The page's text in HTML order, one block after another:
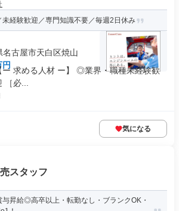
未経験歓迎／専門知識不要／毎週2日休み
古屋市天白区焼山
ー 求める人材 ー】 ◎業界・職種未経験歓
必...
気になる
スタッフ
昇給◎高卒以上・転勤なし・ブランクOK・